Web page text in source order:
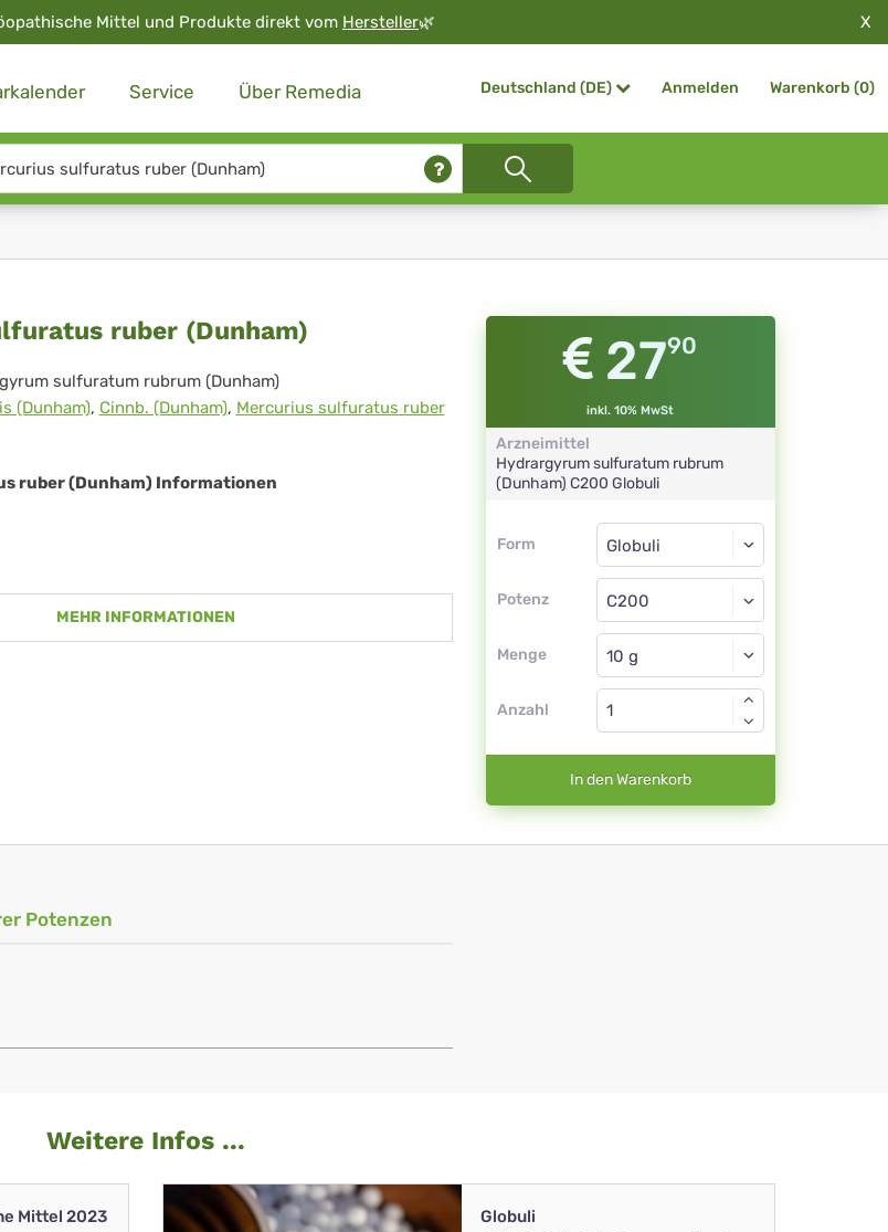
Mittel und Produkte direkt vom Hersteller🌿 X
Service Über Remedia Deutschland (DE) Anmelden Warenkorb (0)
ruber (Dunham)
sulfuratum rubrum (Dunham)
(Dunham), Cinnb. (Dunham), Mercurius sulfuratus ruber
ruber (Dunham) Informationen
MEHR INFORMATIONEN
2790
inkl. 10% MwSt
Arzneimittel
Hydrargyrum sulfuratum rubrum
(Dunham) C200 Globuli
Form
Form
Potenz
Globuli
C200
Menge
Globuli
Anzahl
In den Warenkorb
Potenzen
Weitere Infos ...
Mittel 2023 Globuli